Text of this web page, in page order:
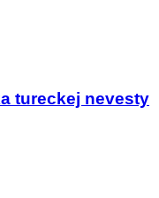
tureckej nevesty